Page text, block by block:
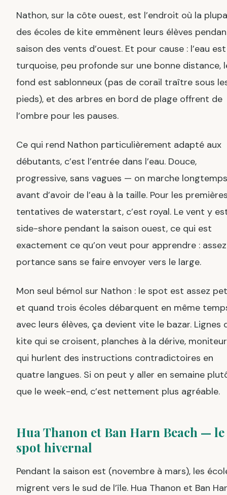
Nathon, sur la côte ouest, est l’endroit où la
des écoles de kite emmènent leurs élèves
saison des vents d’ouest. Et pour cause : l’eau est
turquoise, peu profonde sur une bonne distance,
fond est sablonneux (pas de corail traître sous
pieds), et des arbres en bord de plage offrent de
l’ombre pour les pauses.
Ce qui rend Nathon particulièrement adapté aux
débutants, c’est l’entrée dans l’eau. Douce,
progressive, sans vagues — on marche longtemps
avant d’avoir de l’eau à la taille. Pour les
tentatives de waterstart, c’est royal. Le vent y
side-shore pendant la saison ouest, ce qui est
exactement ce qu’on veut pour apprendre :
portance sans se faire envoyer vers le large.
Mon seul bémol sur Nathon : le spot est assez
et quand trois écoles débarquent en même
avec leurs élèves, ça devient vite le bazar. Lignes
kite qui se croisent, planches à la dérive,
qui hurlent des instructions contradictoires en
quatre langues. Si on peut y aller en semaine
que le week-end, c’est nettement plus agréable.
Hua Thanon et Ban Harn Beach — le
spot hivernal
Pendant la saison est (novembre à mars), les
migrent vers le sud de l’île. Hua Thanon et Ban